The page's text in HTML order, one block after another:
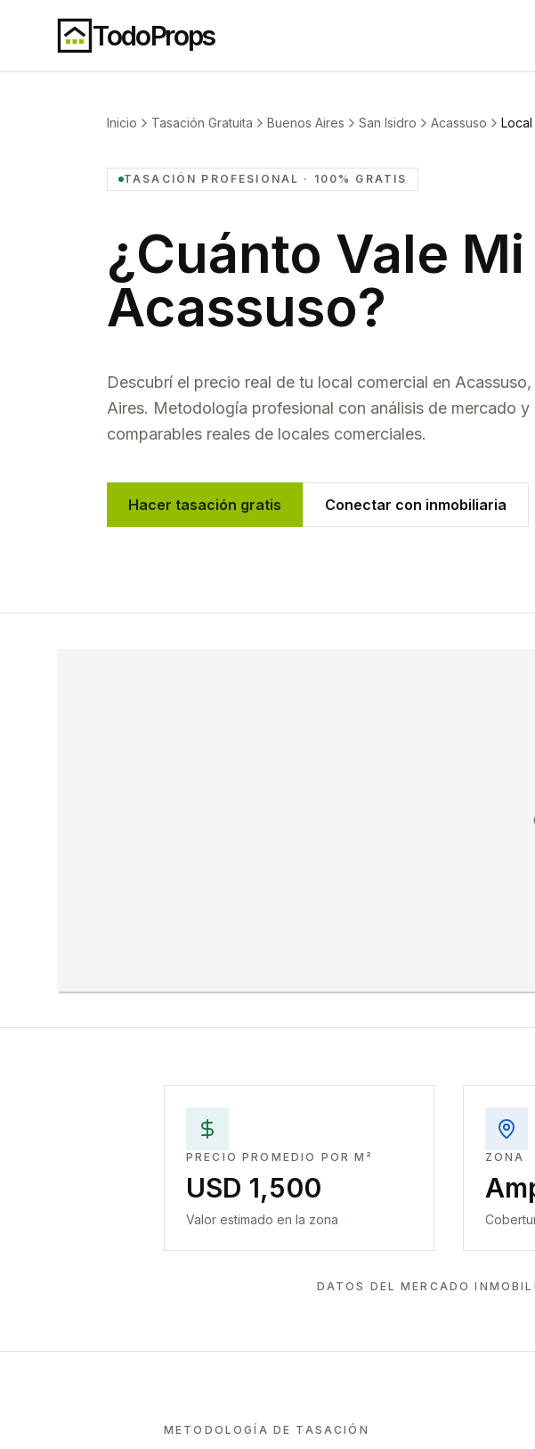
TodoProps
Inicio Tasación Gratuita Buenos Aires San Isidro Acassuso Local
TASACIÓN PROFESIONAL · 100% GRATIS
¿Cuánto Vale Mi
Acassuso?
Descubrí el precio real de tu local comercial en Acassuso,
Aires. Metodología profesional con análisis de mercado y
comparables reales de locales comerciales.
Hacer tasación gratis Conectar con inmobiliaria
PRECIO PROMEDIO POR M²
USD 1,500
Valor estimado en la zona
ZONA
DATOS DEL MERCADO
METODOLOGÍA DE TASACIÓN